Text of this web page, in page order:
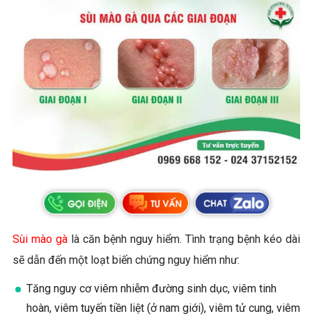
Sùi mào gàlà căn bệnh nguy hiểm. Tình trạng bệnh kéo dài
sẽ dẫn đến một loạt biến chứng nguy hiểm như:
Tăng nguy cơ viêm nhiễm đường sinh dục, viêm tinh
hoàn, viêm tuyến tiền liệt (ở nam giới), viêm tử cung, viêm